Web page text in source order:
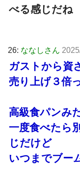
べる感じだね
26: ななしさん
ガストから資
売り上げ３倍
高級食パンみ
一度食べたら
じだけど
いつまでブー